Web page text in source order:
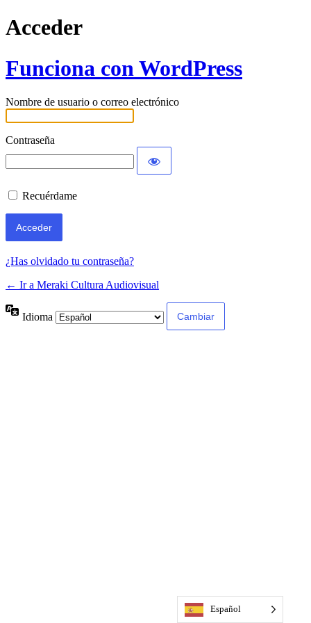
Acceder
Funciona con WordPress
Nombre de usuario o correo electrónico
Contraseña
Recuérdame
¿Has olvidado tu contraseña?
← Ir a Meraki Cultura Audiovisual
Idioma
Español